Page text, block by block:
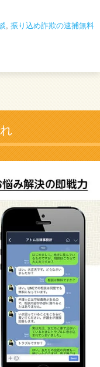
, 振り込め詐欺の逮捕無料